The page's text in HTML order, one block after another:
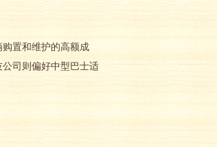
置和维护的高额成
司则偏好中型巴士适